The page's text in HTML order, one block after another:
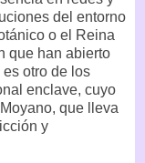
del entorno
o el Reina
que han abierto
otro de los
enclave, cuyo
que lleva
y